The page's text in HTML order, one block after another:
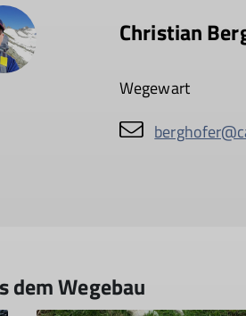
Christian
Wegewart
dem Wegebau